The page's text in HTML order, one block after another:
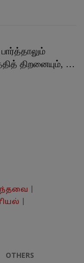
திறனையும், …
OTHERS